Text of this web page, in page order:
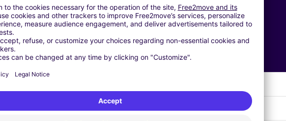
Vergelijkbare Agentschappen